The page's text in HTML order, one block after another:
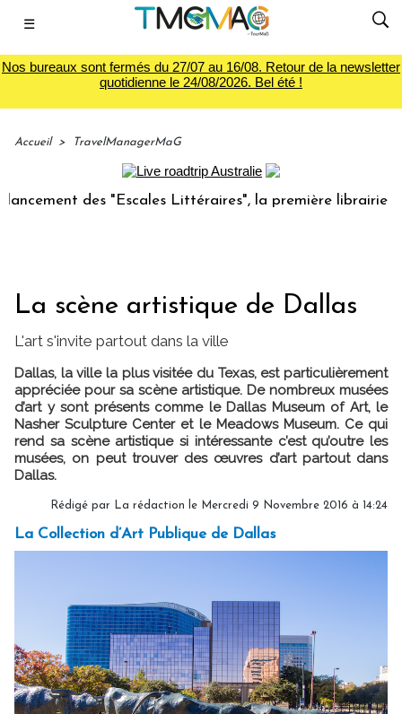
☰
Nos bureaux sont fermés du 27/07 au 16/08. Retour de la newsletter
quotidienne le 24/08/2026. Bel été !
Accueil > TravelManagerMaG
des "Escales Littéraires", la première librairie du
La scène artistique de Dallas
L'art s'invite partout dans la ville
Dallas, la ville la plus visitée du Texas, est particulièrement
appréciée pour sa scène artistique. De nombreux musées
d’art y sont présents comme le Dallas Museum of Art, le
Nasher Sculpture Center et le Meadows Museum. Ce qui
rend sa scène artistique si intéressante c’est qu’outre les
musées, on peut trouver des œuvres d’art partout dans
Dallas.
Rédigé par La rédaction le Mercredi 9 Novembre 2016 à 14:24
La Collection d’Art Publique de Dallas